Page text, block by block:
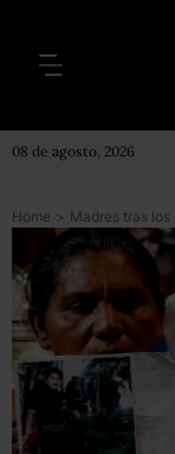
08 de agosto, 2026
Home > Madres tras los